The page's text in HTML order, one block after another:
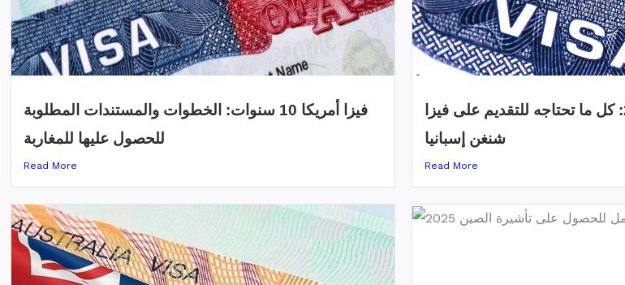
فيزا أمريكا 10 سنوات: الخطوات والمستندات المطلوبة
للحصول عليها للمغاربة
Read More
وثائق فيزا اسبانيا 2025: كل ما تحتاجه للتقديم على فيزا
شنغن إسبانيا
Read More